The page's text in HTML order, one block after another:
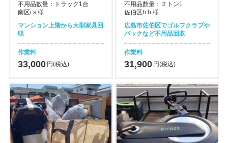
不用品数量：トラック1台
南区i.s 様
マンション上階から大型家具回
収
作業料
33,000 円(税込)
不用品数量：２トン1
佐伯区h.h 様
広島市佐伯区でゴルフクラブや
バックなど不用品回収
作業料
31,900 円(税込)